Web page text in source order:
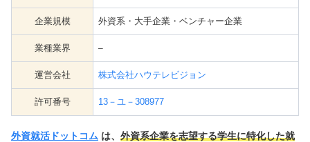
企業規模 外資系・大手企業・ベンチャー企業
業種業界 –
運営会社 株式会社ハウテレビジョン
許可番号 13－ユ－308977
外資就活ドットコム は、 外資系企業を志望する学生に特化した就